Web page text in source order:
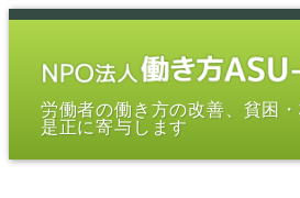
メ
労働者の働き方の改善、貧困
是正に寄与します